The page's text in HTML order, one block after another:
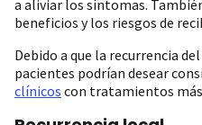
a aliviar los síntomas.
beneficios y los riesgos de
Debido a que la recurrencia
pacientes podrían desear
clínicos con tratamientos más